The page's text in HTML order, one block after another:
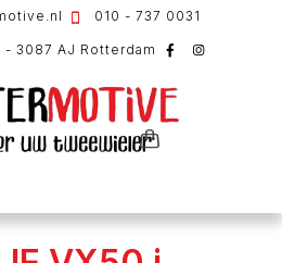
010 - 737 0031
3087 AJ Rotterdam